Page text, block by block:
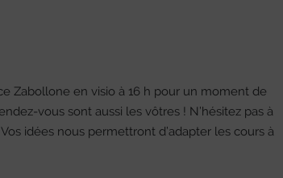
Zabollone en visio à 16 h pour un moment de
vous sont aussi les vôtres ! N’hésitez pas à
idées nous permettront d’adapter les cours à